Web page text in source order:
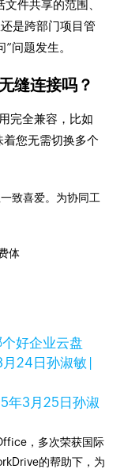
件共享的范围、
是跨部门项目管
问题发生。
缝连接吗？
完全兼容，比如
您无需切换多个
致喜爱。为协同工
体
好企业云盘
24日孙淑敏 |
年3月25日孙淑
，多次荣获国际
的帮助下，为